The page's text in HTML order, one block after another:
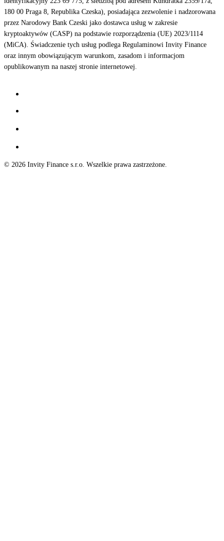
180 00 Praga 8, Republika Czeska), posiadająca zezwolenie i nadzorowana
przez Narodowy Bank Czeski jako dostawca usług w zakresie
kryptoaktywów (CASP) na podstawie rozporządzenia (UE) 2023/1114
(MiCA). Świadczenie tych usług podlega Regulaminowi Invity Finance
oraz innym obowiązującym warunkom, zasadom i informacjom
opublikowanym na naszej stronie internetowej.
© 2026 Invity Finance s.r.o. Wszelkie prawa zastrzeżone.